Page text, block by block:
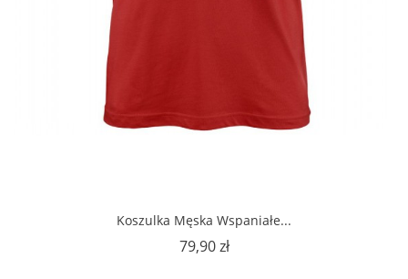
Koszulka Męska Wspaniałe...
79,90 złCena